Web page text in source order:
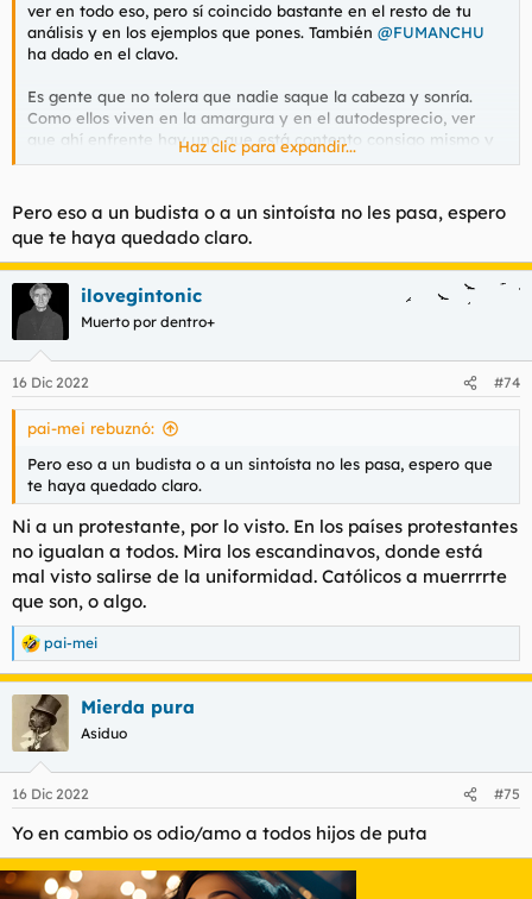
ver en todo eso, pero sí coincido bastante en el resto de tu
análisis y en los ejemplos que pones. También @FUMANCHU
ha dado en el clavo.
Es gente que no tolera que nadie saque la cabeza y sonría.
Como ellos viven en la amargura y en el autodesprecio, ver
que ahí enfrente hay uno que está contento consigo mismo y
camina erguido y sin agachar la cabeza les parece una ofensa.
autodesprecio y todo lo que no sea eso es intrínsecamente
malo. Por contraposición, ellos no, ellos son tremendamente
buenos y santos. Parece ser que si te odias a ti mismo y vives
en la mierda eso te convierte en buena persona (?) y como son
tan buenos desear que el feliz sufra y le entre un mal cáncer es
un acto de bondad.
Haz clic para expandir...
Pero eso a un budista o a un sintoísta no les pasa, espero
que te haya quedado claro.
ilovegintonic
Muerto por dentro+
16 Dic 2022 #74
pai-mei rebuznó:
Pero eso a un budista o a un sintoísta no les pasa, espero que
te haya quedado claro.
Ni a un protestante, por lo visto. En los países protestantes
no igualan a todos. Mira los escandinavos, donde está
mal visto salirse de la uniformidad. Católicos a muerrrrte
que son, o algo.
R
e
a
i
e
:
pai-mei
Mierda pura
Asiduo
16 Dic 2022 #75
Yo en cambio os odio/amo a todos hijos de puta